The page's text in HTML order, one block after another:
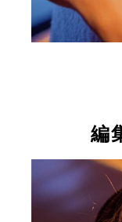
編